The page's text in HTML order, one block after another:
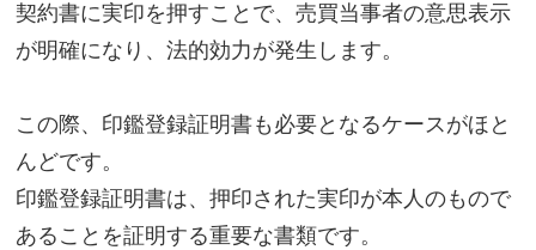
契約書に実印を押すことで、売買当事者の意思表示
が明確になり、法的効力が発生します。
この際、印鑑登録証明書も必要となるケースがほと
んどです。
印鑑登録証明書は、押印された実印が本人のもので
あることを証明する重要な書類です。